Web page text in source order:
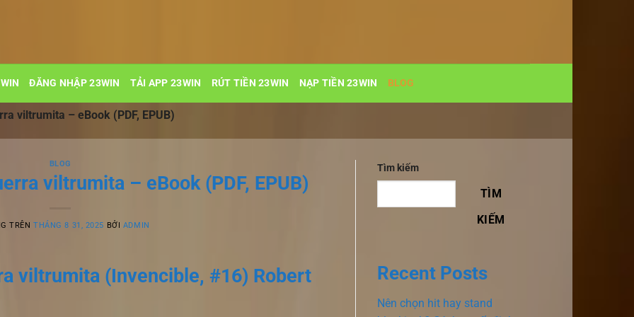
ĐĂNG NHẬP 23WIN TẢI APP 23WIN RÚT TIỀN 23WIN NẠP TIỀN 23WIN BLOG
viltrumita – eBook (PDF, EPUB)
BLOG
viltrumita – eBook (PDF, EPUB)
TRÊNTHÁNG 8 31, 2025 BỞI ADMIN
viltrumita (Invencible, #16) Robert
Tìm kiếm
TÌM
KIẾM
Recent Posts
Nên chọn hit hay stand